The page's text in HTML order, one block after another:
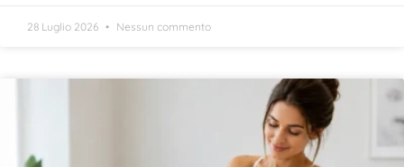
28 Luglio 2026 Nessun commento